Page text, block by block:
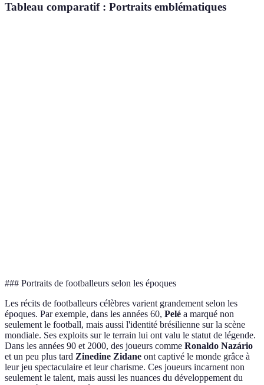
Tableau comparatif : Portraits emblématiques
### Portraits de footballeurs selon les époques
Les récits de footballeurs célèbres varient grandement selon les
époques. Par exemple, dans les années 60, Pelé a marqué non
seulement le football, mais aussi l'identité brésilienne sur la scène
mondiale. Ses exploits sur le terrain lui ont valu le statut de légende.
Dans les années 90 et 2000, des joueurs comme Ronaldo Nazário
et un peu plus tard Zinedine Zidane ont captivé le monde grâce à
leur jeu spectaculaire et leur charisme. Ces joueurs incarnent non
seulement le talent, mais aussi les nuances du développement du